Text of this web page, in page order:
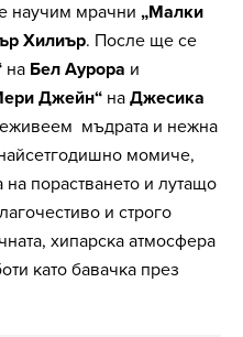
научим мрачни „Малки
Хилиър. После ще се
на Бел Аурора и
Джейн“ на Джесика
мъдрата и нежна
момиче,
порастването и лутащо
и строго
хипарска атмосфера
като бавачка през